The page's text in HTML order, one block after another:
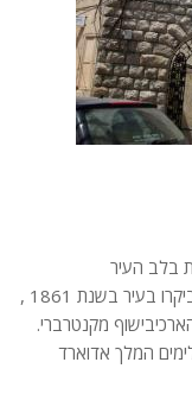
בלב העיר
נצרת.הכנסייה נבנתה לאחר שימאים בריטים שביקרו בעיר בשנת 1861 ,
מקנטרברי.
המלך אדוארד